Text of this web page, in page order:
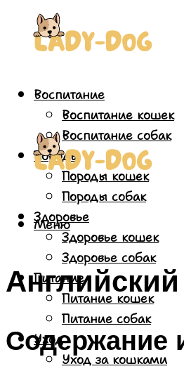
Воспитание
Воспитание кошек
Воспитание собак
Породы
Породы кошек
Породы собак
Здоровье
Здоровье кошек
Здоровье собак
Питание
Питание кошек
Питание собак
Уход
Уход за кошками
Меню
Содержание